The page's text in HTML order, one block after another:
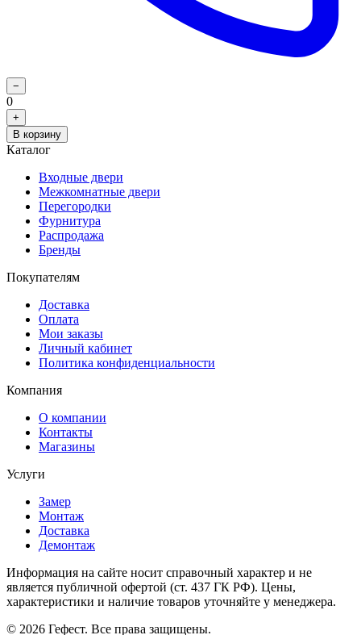
−
0
+
В корзину
Каталог
Входные двери
Межкомнатные двери
Перегородки
Фурнитура
Распродажа
Бренды
Покупателям
Доставка
Оплата
Мои заказы
Личный кабинет
Политика конфиденциальности
Компания
О компании
Контакты
Магазины
Услуги
Замер
Монтаж
Доставка
Демонтаж
Информация на сайте носит справочный характер и не
является публичной офертой (ст. 437 ГК РФ). Цены,
характеристики и наличие товаров уточняйте у менеджера.
© 2026 Гефест. Все права защищены.